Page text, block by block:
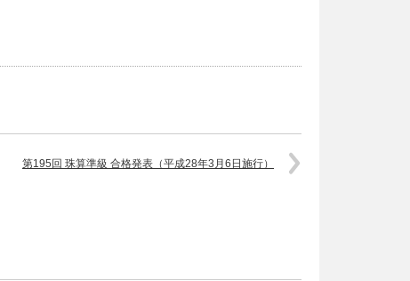
第195回 珠算準級 合格発表（平成28年3月6日施行）